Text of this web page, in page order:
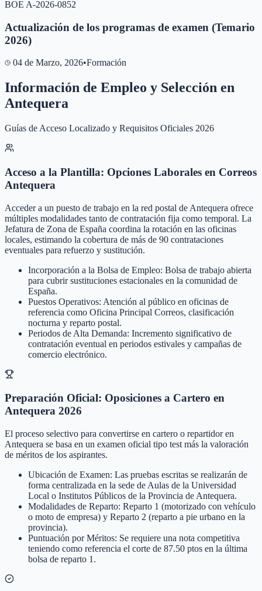
BOE A-2026-0852
Actualización de los programas de examen (Temario
2026)
04 de Marzo, 2026•Formación
Información de Empleo y Selección en
Antequera
Guías de Acceso Localizado y Requisitos Oficiales 2026
Acceso a la Plantilla: Opciones Laborales en Correos
Antequera
Acceder a un puesto de trabajo en la red postal de Antequera ofrece
múltiples modalidades tanto de contratación fija como temporal. La
Jefatura de Zona de España coordina la rotación en las oficinas
locales, estimando la cobertura de más de 90 contrataciones
eventuales para refuerzo y sustitución.
Incorporación a la Bolsa de Empleo: Bolsa de trabajo abierta
para cubrir sustituciones estacionales en la comunidad de
España.
Puestos Operativos: Atención al público en oficinas de
referencia como Oficina Principal Correos, clasificación
nocturna y reparto postal.
Periodos de Alta Demanda: Incremento significativo de
contratación eventual en periodos estivales y campañas de
comercio electrónico.
Preparación Oficial: Oposiciones a Cartero en
Antequera 2026
El proceso selectivo para convertirse en cartero o repartidor en
Antequera se basa en un examen oficial tipo test más la valoración
de méritos de los aspirantes.
Ubicación de Examen: Las pruebas escritas se realizarán de
forma centralizada en la sede de Aulas de la Universidad
Local o Institutos Públicos de la Provincia de Antequera.
Modalidades de Reparto: Reparto 1 (motorizado con vehículo
o moto de empresa) y Reparto 2 (reparto a pie urbano en la
provincia).
Puntuación por Méritos: Se requiere una nota competitiva
teniendo como referencia el corte de 87.50 ptos en la última
bolsa de reparto 1.